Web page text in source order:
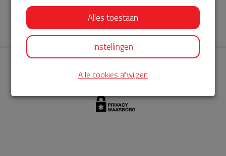
komende jaren. AED360-ProCardio is gespecialiseerd in de
levering en het onderhoud van Philips AED’s.
Alles toestaan
Instellingen
Alle cookies afwijzen